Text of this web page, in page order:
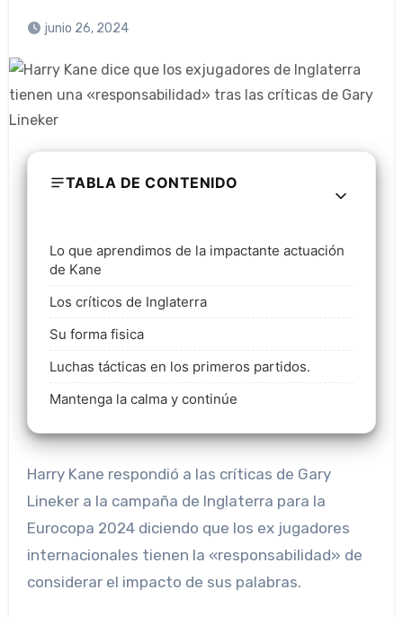
junio 26, 2024
TABLA DE CONTENIDO
Lo que aprendimos de la impactante actuación
de Kane
Los críticos de Inglaterra
Su forma fisica
Luchas tácticas en los primeros partidos.
Mantenga la calma y continúe
Harry Kane respondió a las críticas de Gary
Lineker a la campaña de Inglaterra para la
Eurocopa 2024 diciendo que los ex jugadores
internacionales tienen la «responsabilidad» de
considerar el impacto de sus palabras.